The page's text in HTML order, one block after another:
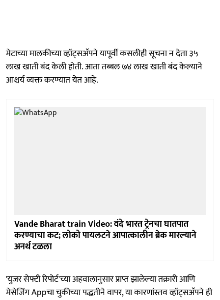
मेटाच्या मालकीच्या व्हॉट्सअ‍ॅपने यापूर्वी कसलीही सूचना न देता ३५
लाख खाती बंद केली होती. आता तब्बल ७४ लाख खाती बंद केल्याने
आश्चर्य व्यक्त करण्यात येत आहे.
Vande Bharat train Video: वंदे भारत ट्रेनचा घातपात
करण्याचा कट; लोको पायलटने आपात्कालीन ब्रेक मारल्याने
अनर्थ टळला
'युजर सेफ्टी रिपोर्ट'च्या अहवालानुसार प्राप्त झालेल्या तक्रारी आणि
मेसेजिंग Appचा चुकीच्या पद्धतीने वापर, या कारणांस्तव व्हॉट्सअ‍ॅपने ही